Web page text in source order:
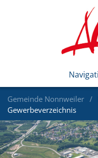
Gemeinde Nonnweiler
Gewerbeverzeichnis